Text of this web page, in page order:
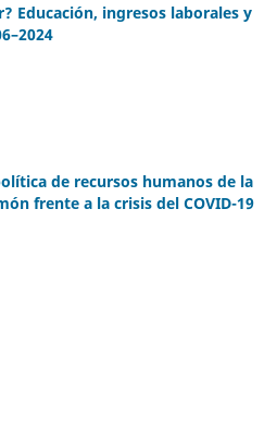
Educación, ingresos laborales y
de recursos humanos de la
frente a la crisis del COVID-19